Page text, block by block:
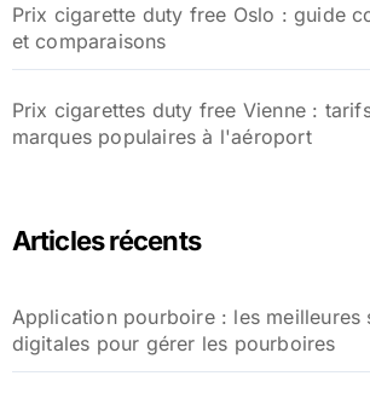
Prix cigarette duty free Oslo : guide
et comparaisons
Prix cigarettes duty free Vienne :
marques populaires à l'aéroport
Articles récents
Application pourboire : les meilleures
digitales pour gérer les pourboires